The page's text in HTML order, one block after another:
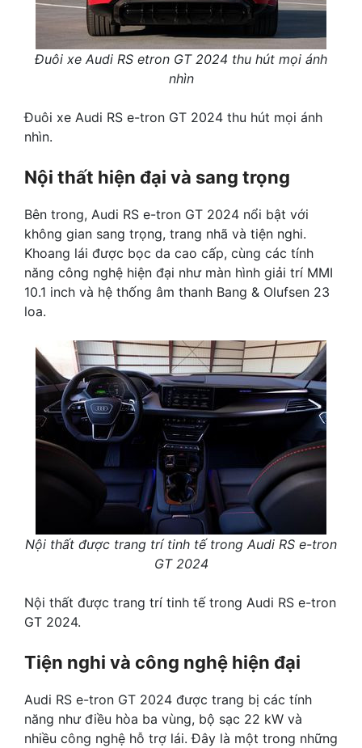
Đuôi xe Audi RS etron GT 2024 thu hút mọi ánh
nhìn
Đuôi xe Audi RS e-tron GT 2024 thu hút mọi ánh
nhìn.
Nội thất hiện đại và sang trọng
Bên trong, Audi RS e-tron GT 2024 nổi bật với
không gian sang trọng, trang nhã và tiện nghi.
Khoang lái được bọc da cao cấp, cùng các tính
năng công nghệ hiện đại như màn hình giải trí MMI
10.1 inch và hệ thống âm thanh Bang & Olufsen 23
loa.
Nội thất được trang trí tinh tế trong Audi RS e-tron
GT 2024
Nội thất được trang trí tinh tế trong Audi RS e-tron
GT 2024.
Tiện nghi và công nghệ hiện đại
Audi RS e-tron GT 2024 được trang bị các tính
năng như điều hòa ba vùng, bộ sạc 22 kW và
nhiều công nghệ hỗ trợ lái. Đây là một trong những